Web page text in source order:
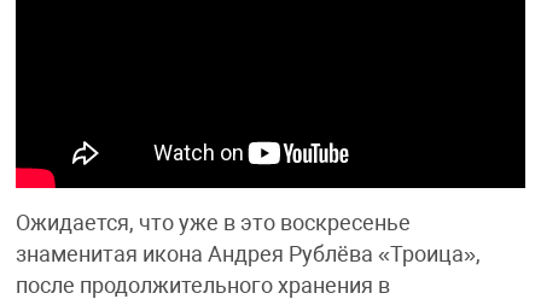
Ожидается, что уже в это воскресенье
знаменитая икона Андрея Рублёва «Троица»,
после продолжительного хранения в